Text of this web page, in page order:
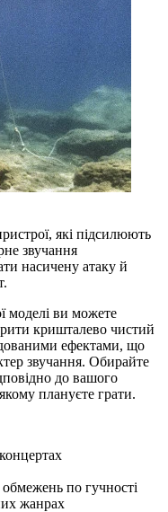
які підсилюють
звучання
насичену атаку й
моделі ви можете
кришталево чистий
ефектами, що
звучання. Обирайте
до вашого
плануєте грати.
по гучності
жанрах